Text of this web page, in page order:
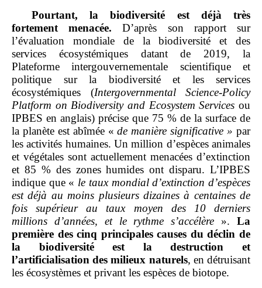
Pourtant, la biodiversité est déjà très
fortement menacée. D’après son rapport sur
l’évaluation mondiale de la biodiversité et des
services écosystémiques datant de 2019, la
Plateforme intergouvernementale scientifique et
politique sur la biodiversité et les services
écosystémiques (Intergovernmental Science‑Policy
Platform on Biodiversity and Ecosystem Services ou
IPBES en anglais) précise que 75 % de la surface de
la planète est abîmée «de manière significative » par
les activités humaines. Un million d’espèces animales
et végétales sont actuellement menacées d’extinction
et 85 % des zones humides ont disparu. L’IPBES
indique que « le taux mondial d’extinction d’espèces
est déjà au moins plusieurs dizaines à centaines de
fois supérieur au taux moyen des
10
derniers
millions d’années, et le rythme s’accélère ».La
première des cinq principales causes du déclin de
la biodiversité est la destruction et
l’artificialisation des milieux naturels, en détruisant
les écosystèmes et privant les espèces de biotope.